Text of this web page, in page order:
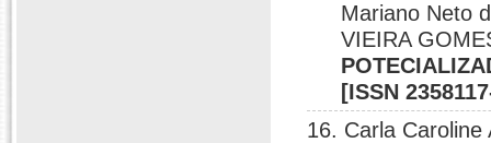
Mariano Neto
VIEIRA
[ISSN
16. Carla